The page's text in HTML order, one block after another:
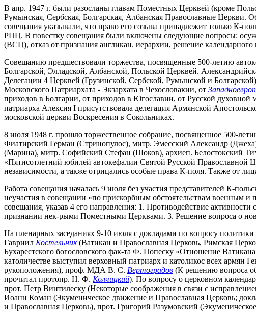
В апр. 1947 г. были разосланы главам Поместных Церквей (кроме
Румынская, Сербская, Болгарская, Албанская Православные Церкви.
совещания указывали, что право его созыва принадлежит только К-
РПЦ. В повестку совещания были включены следующие вопросы:
(ВСЦ), отказ от признания англикан. иерархии, решение календарного
Совещанию предшествовали торжества, посвященные 500-летию
Болгарской, Элладской, Албанской, Польской Церквей.
Делегации 4 Церквей (Грузинской, Сербской, Румынской и
Московского Патриархата - Экзархата в Чехословакии, от
приходов в Болгарии, от приходов в Югославии, от Русской духовной
патриарха Алексия I присутствовала делегация Армянской
московской церкви Воскресения в Сокольниках.
8 июля 1948 г. прошло торжественное собрание, посвященное 500-
Фиатирский Герман (Стринопулос), митр. Эмесский Александр
(Марина), митр. Софийский Стефан (Шоков), архиеп. Белостокский
«Пятисотлетний юбилей автокефалии Святой Русской
независимости, а также отрицались особые права К-поля. Также от
Работа совещания началась 9 июля без участия представителей К-
неучастия в совещании «по прискорбным обстоятельствам военным
совещания, указав 4 его направления: 1. Противодействие
признании нек-рыми Поместными Церквами. 3. Решение вопроса о
На пленарных заседаниях 9-10 июля с докладами по вопросу
Гавриил Костельник(Ватикан и Православная Церковь, Римская
Бухарестского богословского фак-та Ф. Попеску «Отношение
католичестве выступил верховный патриарх и католикос всех
рукоположения), проф. МДА В. С. Вертоградов (К решению вопроса
прочитал протопр. Н. Ф. Колчицкий). По вопросу о церковном
прот. Петр Винтилеску (Некоторые соображения в связи с
Иоанн Коман (Экуменическое движение и Православная Церковь;
и Православная Церковь), прот. Григорий Разумовский